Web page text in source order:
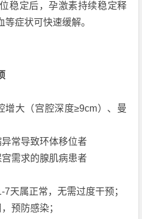
稳定后，孕激素持续稳定释
症状可快速缓解。
增大（宫腔深度≥9cm）、曼
常导致环体移位者
需求的腺肌病患者
天属正常，无需过度干预；
预防感染；